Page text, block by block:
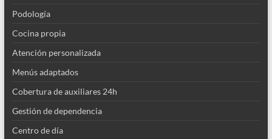
Podología
Cocina propia
Atención personalizada
Menús adaptados
Cobertura de auxiliares 24h
Gestión de dependencia
Centro de día